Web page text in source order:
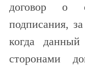
договор о
подписания,
когда
сторонами